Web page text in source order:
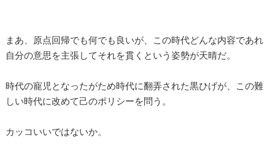
まあ、原点回帰でも何でも良いが、この時代どんな内容であれ
自分の意思を主張してそれを貫くという姿勢が天晴だ。
時代の寵児となったがため時代に翻弄された黒ひげが、この難
しい時代に改めて己のポリシーを問う。
カッコいいではないか。